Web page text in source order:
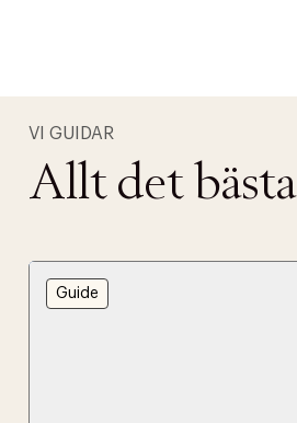
VI GUIDAR
Allt det
Guide